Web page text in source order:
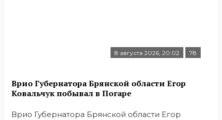
8 августа 2026, 20:02 78
Врио Губернатора Брянской области Егор
Ковальчук побывал в Погаре
Врио Губернатора Брянской области Егор